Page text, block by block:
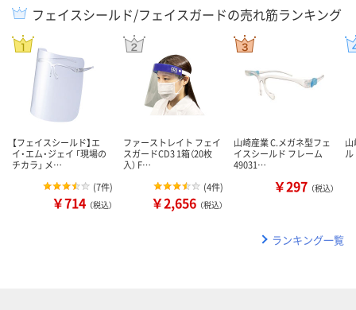
フェイスシールド/フェイスガードの売れ筋ランキング
【フェイスシールド】エ
イ・エム・ジェイ 「現場の
チカラ」 メ…
(7件)
￥714 （税込）
ファーストレイト フェイ
スガードCD3 1箱（20枚
入） F…
(4件)
￥2,656 （税込）
山崎産業 C.メガネ型フェ
イスシールド フレーム
49031…
￥297 （税込）
ランキング一覧